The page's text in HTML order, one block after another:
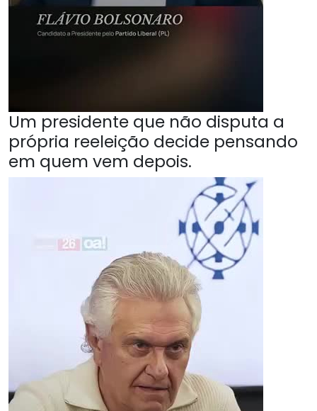
Um presidente que não disputa a
própria reeleição decide pensando
em quem vem depois.